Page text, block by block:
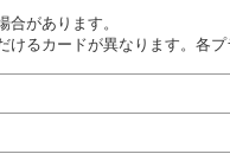
があります。
るカードが異なります。各プ